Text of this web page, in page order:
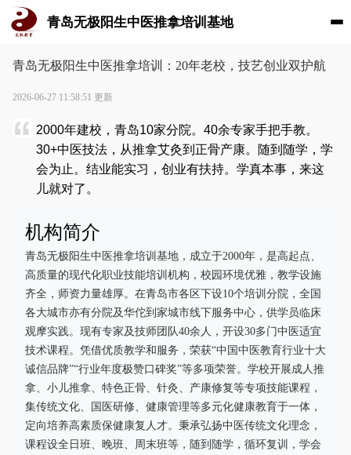
青岛无极阳生中医推拿培训基地
青岛无极阳生中医推拿培训：20年老校，技艺创业双护航
2026-06-27 11:58:51 更新
2000年建校，青岛10家分院。40余专家手把手教。
30+中医技法，从推拿艾灸到正骨产康。随到随学，学
会为止。结业能实习，创业有扶持。学真本事，来这
儿就对了。
机构简介
青岛无极阳生中医推拿培训基地，成立于2000年，是高起点、
高质量的现代化职业技能培训机构，校园环境优雅，教学设施
齐全，师资力量雄厚。在青岛市各区下设10个培训分院，全国
各大城市亦有分院及华佗到家城市线下服务中心，供学员临床
观摩实践。现有专家及技师团队40余人，开设30多门中医适宜
技术课程。凭借优质教学和服务，荣获“中国中医教育行业十大
诚信品牌”“行业年度极赞口碑奖”等多项荣誉。学校开展成人推
拿、小儿推拿、特色正骨、针灸、产康修复等专项技能课程，
集传统文化、国医研修、健康管理等多元化健康教育于一体，
定向培养高素质保健康复人才。秉承弘扬中医传统文化理念，
课程设全日班、晚班、周末班等，随到随学，循环复训，学会